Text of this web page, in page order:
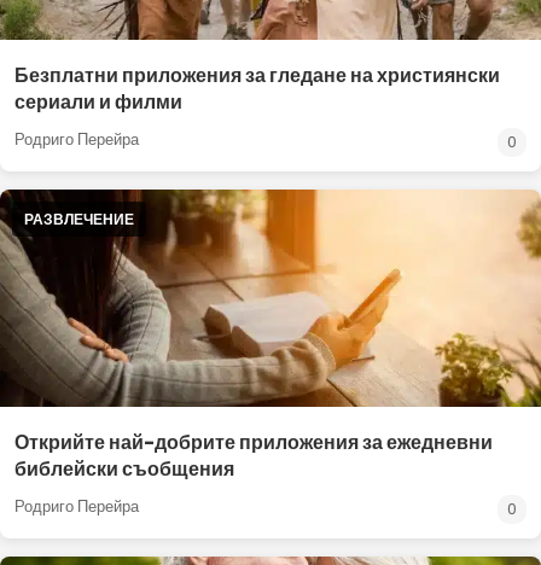
Безплатни приложения за гледане на християнски
сериали и филми
Родриго Перейра 0
РАЗВЛЕЧЕНИЕ
Открийте най-добрите приложения за ежедневни
библейски съобщения
Родриго Перейра 0